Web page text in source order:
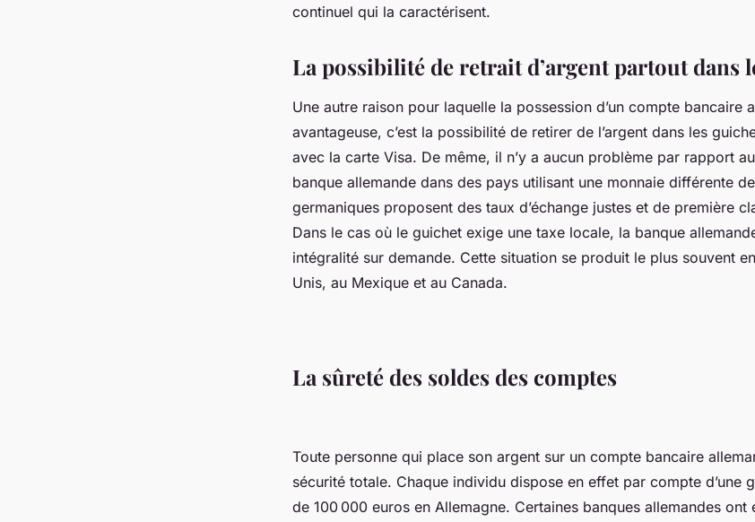
continuel qui la caractérisent.
La possibilité de retrait d’argent partout dans
Une autre raison pour laquelle la possession d’un compte bancaire
avantageuse, c’est la possibilité de retirer de l’argent dans les
avec la carte Visa. De même, il n’y a aucun problème par rapport
banque allemande dans des pays utilisant une monnaie différente
germaniques proposent des taux d’échange justes et de première
Dans le cas où le guichet exige une taxe locale, la banque
intégralité sur demande. Cette situation se produit le plus souvent
Unis, au Mexique et au Canada.
La sûreté des soldes des comptes
Toute personne qui place son argent sur un compte bancaire
sécurité totale. Chaque individu dispose en effet par compte d’une
de 100 000 euros en Allemagne. Certaines banques allemandes ont